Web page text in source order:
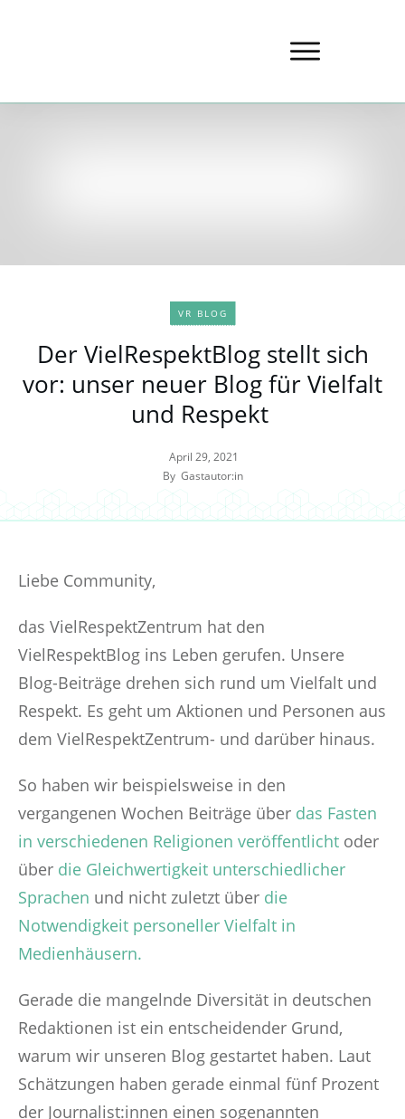
VR BLOG
Der VielRespektBlog stellt sich
vor: unser neuer Blog für Vielfalt
und Respekt
April 29, 2021
By Gastautor:in
Liebe Community,
das VielRespektZentrum hat den
VielRespektBlog ins Leben gerufen. Unsere
Blog-Beiträge drehen sich rund um Vielfalt und
Respekt. Es geht um Aktionen und Personen aus
dem VielRespektZentrum- und darüber hinaus.
So haben wir beispielsweise in den
vergangenen Wochen Beiträge über das Fasten
in verschiedenen Religionen veröffentlicht oder
über die Gleichwertigkeit unterschiedlicher
Sprachen und nicht zuletzt über die
Notwendigkeit personeller Vielfalt in
Medienhäusern.
Gerade die mangelnde Diversität in deutschen
Redaktionen ist ein entscheidender Grund,
warum wir unseren Blog gestartet haben. Laut
Schätzungen haben gerade einmal fünf Prozent
der Journalist:innen einen sogenannten